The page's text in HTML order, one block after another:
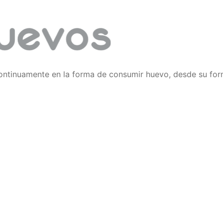
en la forma de consumir huevo, desde su